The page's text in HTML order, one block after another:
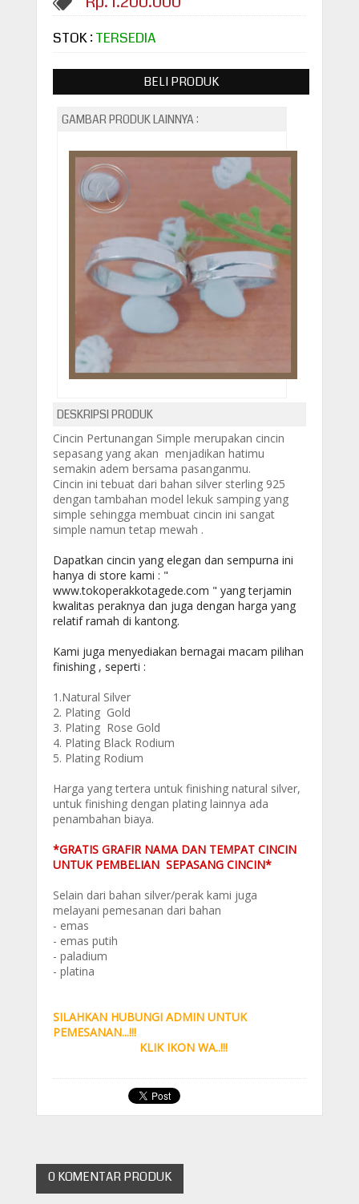
STOK : TERSEDIA
BELI PRODUK
GAMBAR PRODUK LAINNYA :
DESKRIPSI PRODUK
Cincin Pertunangan Simple merupakan cincin
sepasang yang akan menjadikan hatimu
semakin adem bersama pasanganmu.
Cincin ini tebuat dari bahan silver sterling 925
dengan tambahan model lekuk samping yang
simple sehingga membuat cincin ini sangat
simple namun tetap mewah .
Dapatkan cincin yang elegan dan sempurna ini
hanya di store kami : "
www.tokoperakkotagede.com " yang terjamin
kwalitas peraknya dan juga dengan harga yang
relatif ramah di kantong.
Kami juga menyediakan bernagai macam pilihan
finishing , seperti :
1.Natural Silver
2. Plating Gold
3. Plating Rose Gold
4. Plating Black Rodium
5. Plating Rodium
Harga yang tertera untuk finishing natural silver,
untuk finishing dengan plating lainnya ada
penambahan biaya.
*GRATIS GRAFIR NAMA DAN TEMPAT CINCIN
UNTUK PEMBELIAN SEPASANG CINCIN*
Selain dari bahan silver/perak kami juga
melayani pemesanan dari bahan
- emas
- emas putih
- paladium
- platina
SILAHKAN HUBUNGI ADMIN UNTUK
PEMESANAN...!!!
KLIK IKON WA..!!!
0 KOMENTAR PRODUK